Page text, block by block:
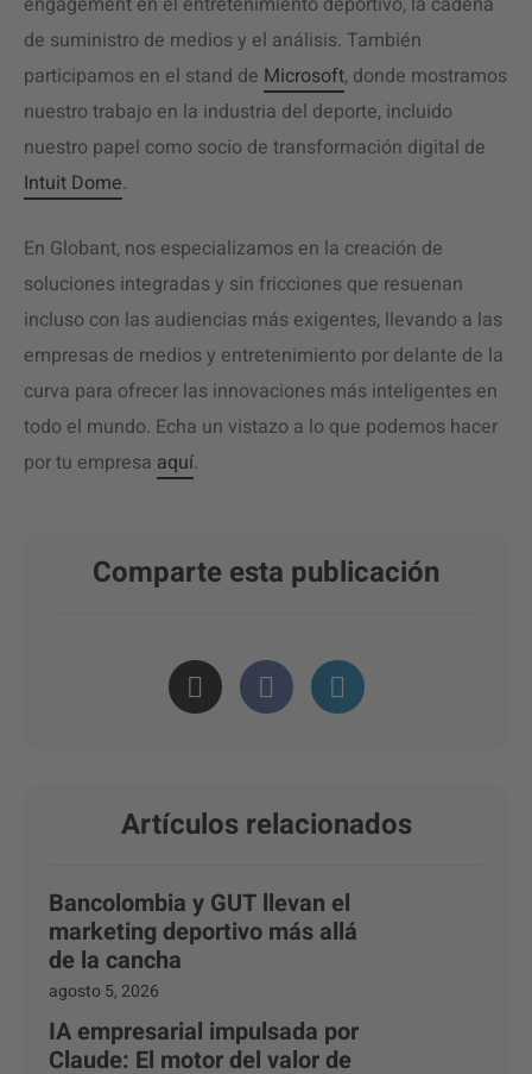
de suministro de medios y el análisis. También
participamos en el stand de Microsoft, donde mostramos
nuestro trabajo en la industria del deporte, incluido
nuestro papel como socio de transformación digital de
Intuit Dome.
En Globant, nos especializamos en la creación de
soluciones integradas y sin fricciones que resuenan
incluso con las audiencias más exigentes, llevando a las
empresas de medios y entretenimiento por delante de la
curva para ofrecer las innovaciones más inteligentes en
todo el mundo. Echa un vistazo a lo que podemos hacer
por tu empresa aquí.
Comparte esta publicación
Artículos relacionados
Bancolombia y GUT llevan el
marketing deportivo más allá
de la cancha
agosto 5, 2026
IA empresarial impulsada por
Claude: El motor del valor de